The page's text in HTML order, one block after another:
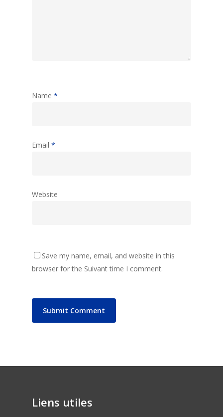
Name *
Email *
Website
Save my name, email, and website in this
browser for the Suivant time I comment.
Liens utiles